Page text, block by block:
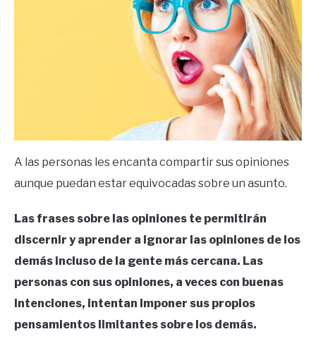
A las personas les encanta compartir sus opiniones
aunque puedan estar equivocadas sobre un asunto.
Las frases sobre las opiniones te permitirán
discernir y aprender a ignorar las opiniones de los
demás incluso de la gente más cercana. Las
personas con sus opiniones, a veces con buenas
intenciones, intentan imponer sus propios
pensamientos limitantes sobre los demás.